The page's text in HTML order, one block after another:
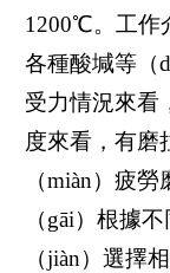
1200℃。工作
各種酸堿等（
受力情況來看
度來看，有磨
（miàn）疲
（gāi）根據
（jiàn）選擇